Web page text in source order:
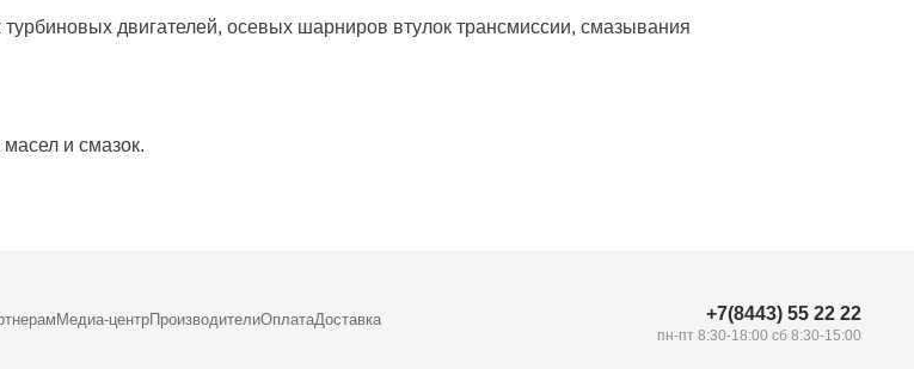
двигателей, осевых шарниров втулок трансмиссии, смазывания
и смазок.
Медиа-центрПроизводителиОплатаДоставка +7(8443) 55 22 22
пн-пт 8:30-18:00 сб 8:30-15:00